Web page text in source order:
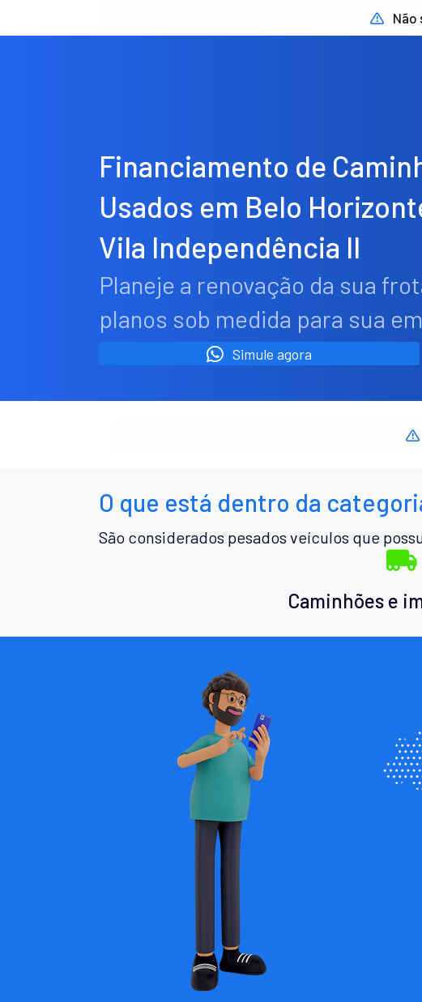
Não
Financiamento de
Usados em Belo
Vila Independência II
Planeje a renovação da sua
planos sob medida para sua
Simule agora
O que está dentro da
São considerados pesados veículos que
Caminhões e